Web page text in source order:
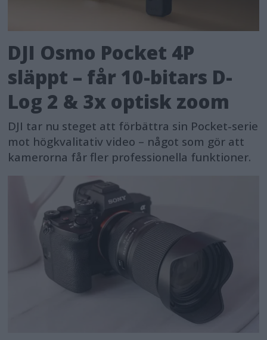
DJI Osmo Pocket 4P
släppt – får 10-bitars D-
Log 2 & 3x optisk zoom
DJI tar nu steget att förbättra sin Pocket-serie
mot högkvalitativ video – något som gör att
kamerorna får fler professionella funktioner.